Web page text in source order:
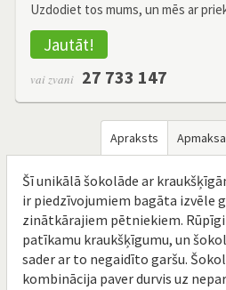
Uzdodiet tos mums, un mēs ar
Jautāt!
vai zvani 27 733 147
Apraksts
Šī unikālā šokolāde ar
ir piedzīvojumiem bagāta izvēle
zinātkārajiem pētniekiem.
patīkamu kraukšķīgumu, un
sader ar to negaidīto garšu.
kombinācija paver durvis uz